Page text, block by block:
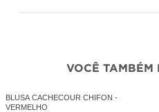
VOCÊ TAMBÉM
BLUSA CACHECOUR CHIFON -
VERMELHO